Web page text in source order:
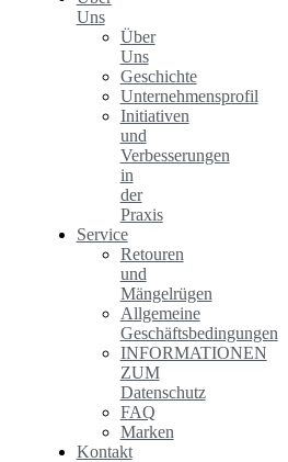
Uns
Über
Uns
Geschichte
Unternehmensprofil
Initiativen
und
Verbesserungen
in
der
Praxis
Service
Retouren
und
Mängelrügen
Allgemeine
Geschäftsbedingungen
INFORMATIONEN
ZUM
Datenschutz
FAQ
Marken
Kontakt